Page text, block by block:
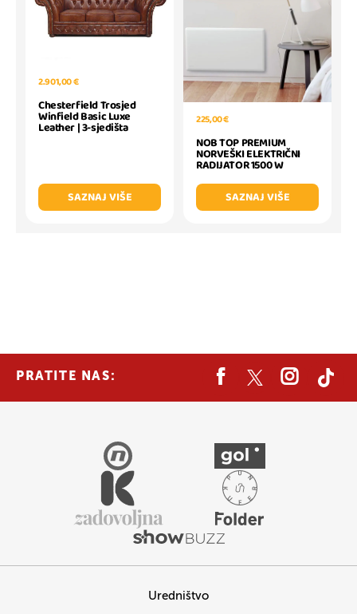
2.901,00 €
Chesterfield Trosjed
Winfield Basic Luxe
Leather | 3-sjedišta
SAZNAJ VIŠE
225,00 €
NOB TOP PREMIUM
NORVEŠKI ELEKTRIČNI
RADIJATOR 1500 W
SAZNAJ VIŠE
PRATITE NAS:
Uredništvo